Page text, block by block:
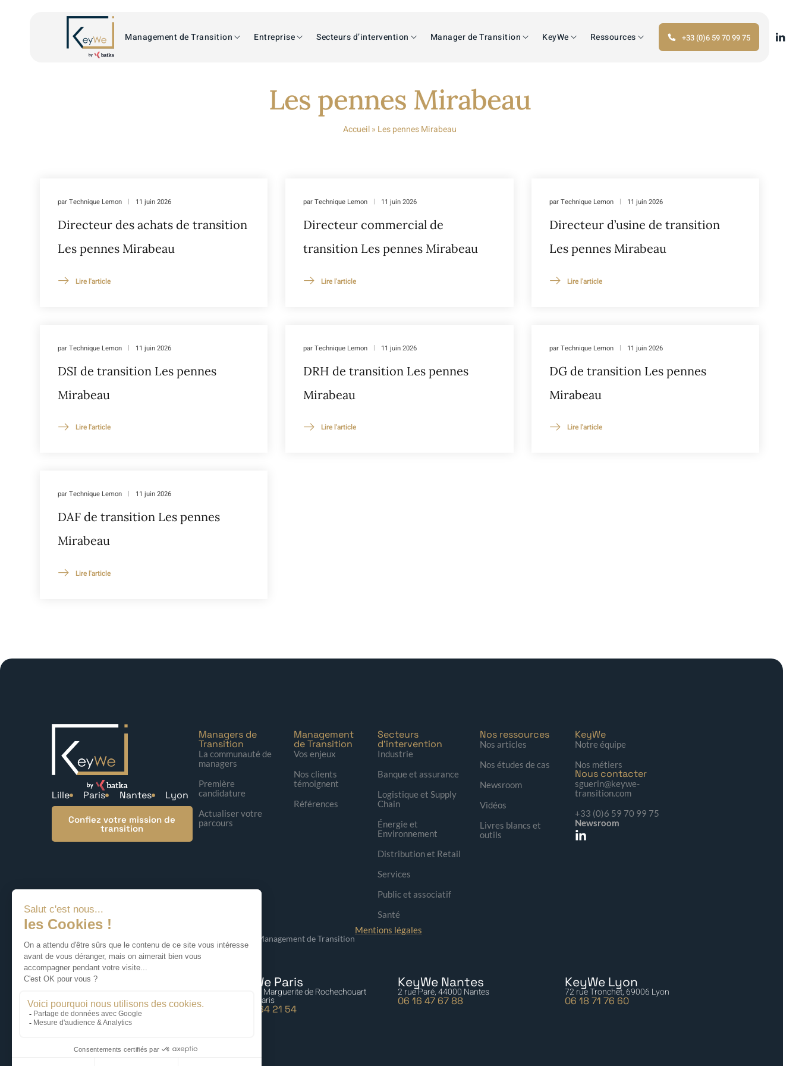
Management de Transition Entreprise Secteurs d’intervention Manager de Transition KeyWe Ressources +33 (0)6 59 70 99 75
Les pennes Mirabeau
Accueil» Les pennes Mirabeau
parTechnique Lemon 11 juin 2026
Directeur des achats de transition
Les pennes Mirabeau
Lire l'article
parTechnique Lemon 11 juin 2026
Directeur commercial de
transition Les pennes Mirabeau
Lire l'article
parTechnique Lemon 11 juin 2026
Directeur d’usine de transition
Les pennes Mirabeau
Lire l'article
parTechnique Lemon 11 juin 2026
DSI de transition Les pennes
Mirabeau
Lire l'article
parTechnique Lemon 11 juin 2026
DRH de transition Les pennes
Mirabeau
Lire l'article
parTechnique Lemon 11 juin 2026
DG de transition Les pennes
Mirabeau
Lire l'article
parTechnique Lemon 11 juin 2026
DAF de transition Les pennes
Mirabeau
Lire l'article
Lille Paris Nantes Lyon
Confiez votre mission de
transition
Managers de
Transition
La communauté de
managers
Première
candidature
Actualiser votre
parcours
Management
de Transition
Vos enjeux
Nos clients
témoignent
Références
Secteurs
d'intervention
Industrie
Banque et assurance
Logistique et Supply
Chain
Énergie et
Environnement
Distribution et Retail
Services
Public et associatif
Santé
Nos ressources
Nos articles
Nos études de cas
Newsroom
Vidéos
Livres blancs et
outils
KeyWe
Notre équipe
Nos métiers
Nous contacter
sguerin@keywe-
transition.com
+33 (0)6 59 70 99 75
Newsroom
© 2026 KeyWe – Management de Transition
Mentions légales
KeyWe Lille
Baoreul
06 59 70 99 75
KeyWe Paris
5 bis rue Marguerite de Rochechouart
75009 Paris
06 77 64 21 54
KeyWe Nantes
2 rue Paré, 44000 Nantes
06 16 47 67 88
KeyWe Lyon
72 rue Tronchet, 69006 Lyon
06 18 71 76 60